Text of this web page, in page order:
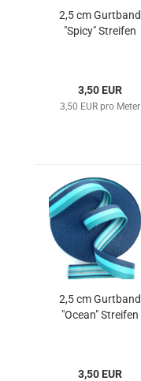
2,5 cm Gurtband
"Spicy" Streifen
3,50 EUR
3,50 EUR pro Meter
2,5 cm Gurtband
"Ocean" Streifen
3,50 EUR